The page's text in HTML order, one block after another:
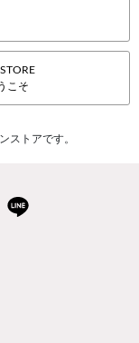
こそ
ストアです。